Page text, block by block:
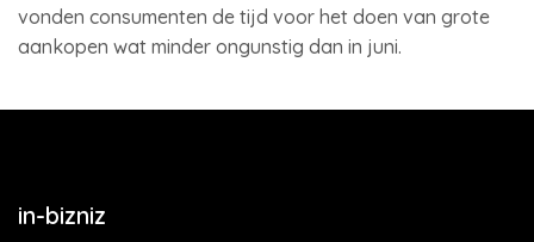
vonden consumenten de tijd voor het doen van grote
aankopen wat minder ongunstig dan in juni.
in-bizniz